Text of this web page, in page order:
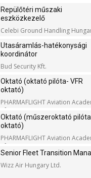
Repülőtéri műszaki
eszközkezelő
Celebi Ground Handling
Utasáramlás-hatékonysági
koordinátor
Bud Security Kft.
Oktató (oktató pilóta- VFR
oktató)
PHARMAFLIGHT Aviation
Kft.
Oktató (műszeroktató pilóta
oktató)
PHARMAFLIGHT Aviation
Kft.
Senior Fleet Transition
Wizz Air Hungary Ltd.